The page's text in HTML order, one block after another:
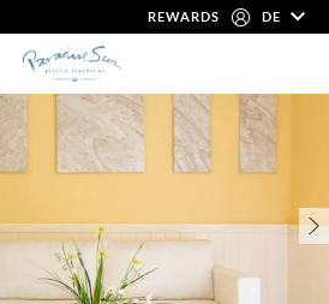
REWARDS DE